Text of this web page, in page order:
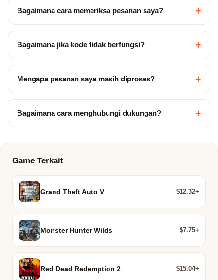
Bagaimana cara memeriksa pesanan saya? +
Bagaimana jika kode tidak berfungsi? +
Mengapa pesanan saya masih diproses? +
Bagaimana cara menghubungi dukungan? +
Game Terkait
Grand Theft Auto V $12.32+
Monster Hunter Wilds $7.75+
Red Dead Redemption 2 $15.04+